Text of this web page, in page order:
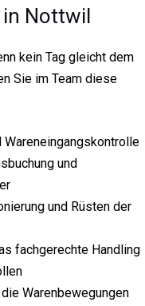
Nottwil
kein Tag gleicht dem
Sie im Team diese
Wareneingangskontrolle
und
und Rüsten der
fachgerechte Handling
Warenbewegungen